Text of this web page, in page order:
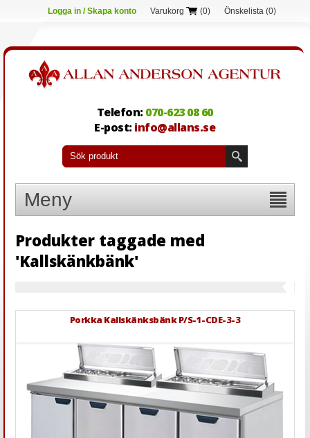
Logga in / Skapa konto Varukorg (0) Önskelista (0)
Telefon: 070-623 08 60
E-post: info@allans.se
Meny
Produkter taggade med
'Kallskänkbänk'
Porkka Kallskänksbänk P/S-1-CDE-3-3